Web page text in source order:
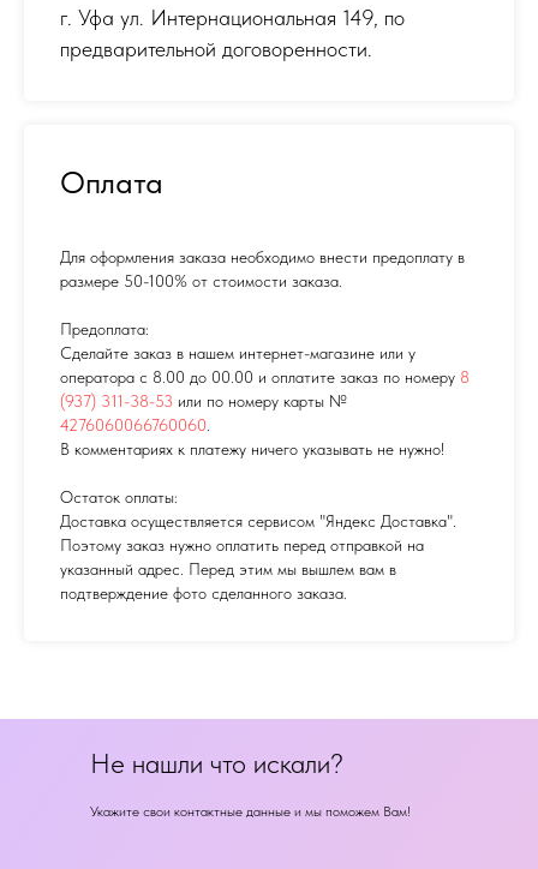
г. Уфа ул. Интернациональная 149, по
предварительной договоренности.
Оплата
Для оформления заказа необходимо внести предоплату в
размере 50-100% от стоимости заказа.
Предоплата:
Сделайте заказ в нашем интернет-магазине или у
оператора с 8.00 до 00.00 и оплатите заказ по номеру 8
(937) 311-38-53 или по номеру карты №
4276060066760060
В комментариях к платежу ничего указывать не нужно!
Остаток оплаты:
Доставка осуществляется сервисом "Яндекс Доставка".
Поэтому заказ нужно оплатить перед отправкой на
указанный адрес. Перед этим мы вышлем вам в
подтверждение фото сделанного заказа.
Не нашли что искали?
Укажите свои контактные данные и мы поможем Вам!